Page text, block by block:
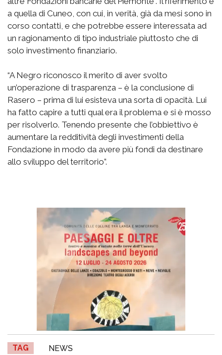
a quella di Cuneo, con cui, in verità, già da mesi sono in
corso contatti, e che potrebbe essere interessata ad
un ragionamento di tipo industriale piuttosto che di
solo investimento finanziario.
“A Negro riconosco il merito di aver svolto
un’operazione di trasparenza – è la conclusione di
Rasero – prima di lui esisteva una sorta di opacità. Lui
ha fatto capire a tutti qual era il problema e si è mosso
per risolverlo. Tenendo presente che l’obbiettivo è
aumentare la redditività degli investimenti della
Fondazione in modo da avere più fondi da destinare
allo sviluppo del territorio”.
TAG NEWS